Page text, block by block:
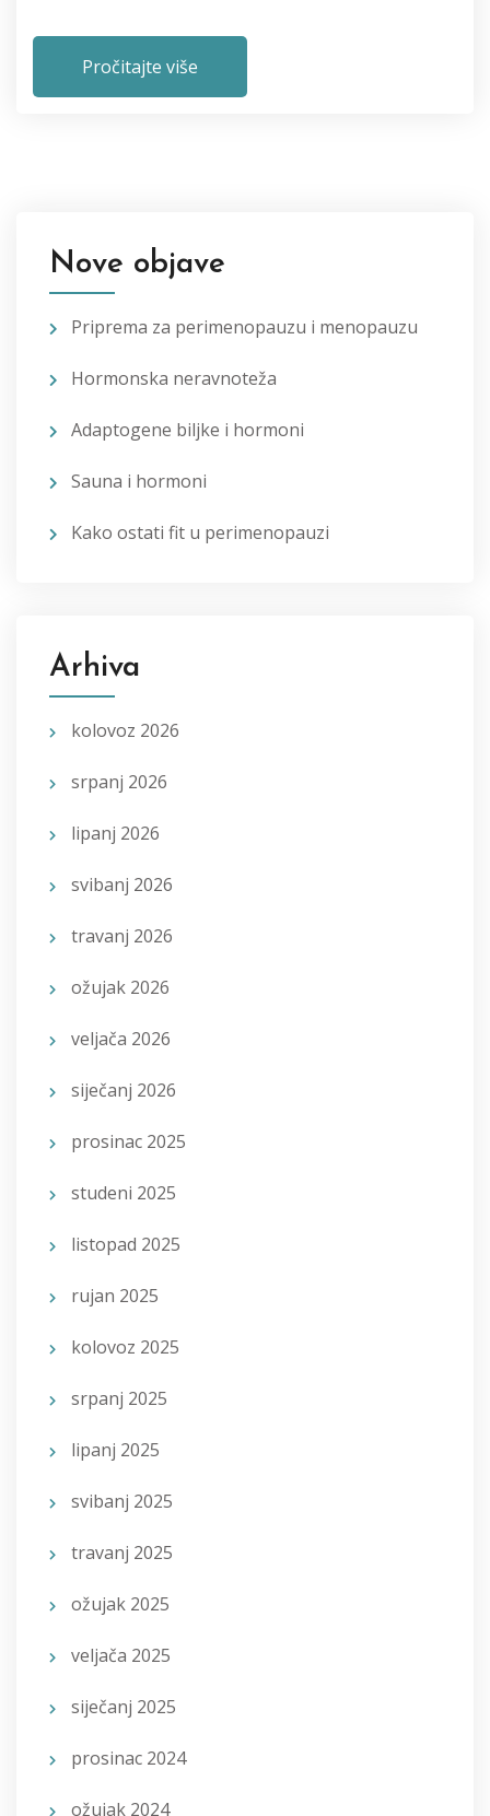
Pročitajte više
Nove objave
Priprema za perimenopauzu i menopauzu
Hormonska neravnoteža
Adaptogene biljke i hormoni
Sauna i hormoni
Kako ostati fit u perimenopauzi
Arhiva
kolovoz 2026
srpanj 2026
lipanj 2026
svibanj 2026
travanj 2026
ožujak 2026
veljača 2026
siječanj 2026
prosinac 2025
studeni 2025
listopad 2025
rujan 2025
kolovoz 2025
srpanj 2025
lipanj 2025
svibanj 2025
travanj 2025
ožujak 2025
veljača 2025
siječanj 2025
prosinac 2024
ožujak 2024